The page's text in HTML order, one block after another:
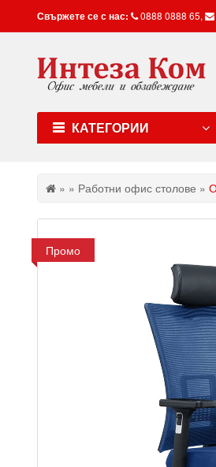
Свържете се с нас: 0888 0888 65,
КАТЕГОРИИ
» » Работни офис столове »
Промо